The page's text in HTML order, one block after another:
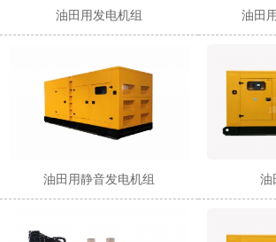
油田用发电机组 油田
油田用静音发电机组 油